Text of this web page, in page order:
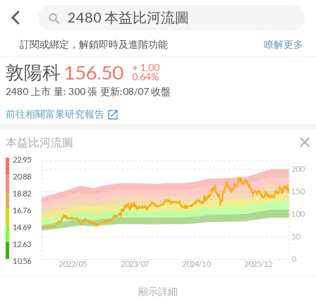
arrow_back_ios search
敦陽科 156.50+0.64%
訂閱或綁定，解鎖即時及進階功能
瞭解更多
敦陽科 156.50 + 1.00
0.64%
2480 上市 量: 300張 更新:08/07 收盤
前往相關富果研究報告 open_in_new
本益比河流圖 close
顯示詳細
22.95
20.88
18.82
16.76
14.69
12.63
10.56
2022/05 2023/07 2024/10 2025/12
0
50
100
150
200